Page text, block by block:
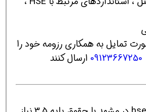
تمایل به همکاری رزومه خود را
09123667250 ارسال کنند